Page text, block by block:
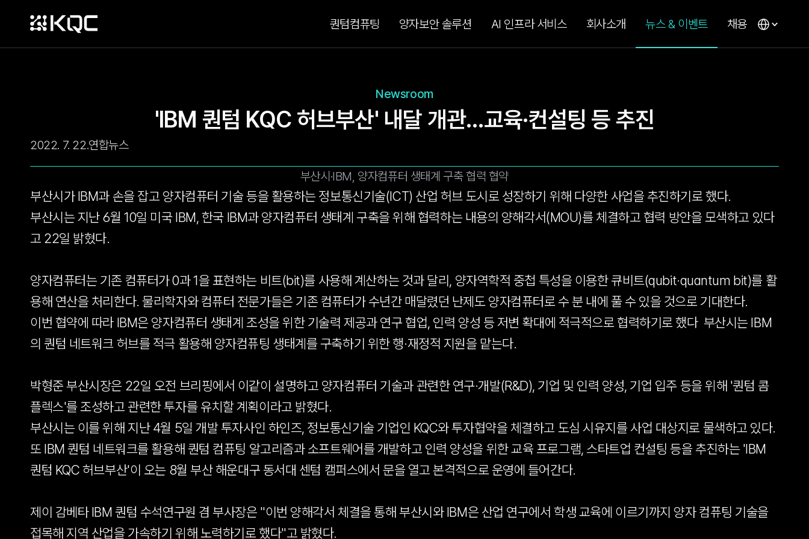
퀀텀컴퓨팅 양자보안 솔루션 AI 인프라 서비스 회사소개 뉴스 & 이벤트 채용
Newsroom
'IBM 퀀텀 KQC 허브부산' 내달 개관…교육·컨설팅 등 추진
2022. 7. 22.연합뉴스
부산시·IBM, 양자컴퓨터 생태계 구축 협력 협약
부산시가 IBM과 손을 잡고 양자컴퓨터 기술 등을 활용하는 정보통신기술(ICT) 산업 허브 도시로 성장하기 위해 다양한 사업을 추진하기로 했다.
부산시는 지난 6월 10일 미국 IBM, 한국 IBM과 양자컴퓨터 생태계 구축을 위해 협력하는 내용의 양해각서(MOU)를 체결하고 협력 방안을 모색하고 있다
고 22일 밝혔다.
양자컴퓨터는 기존 컴퓨터가 0과 1을 표현하는 비트(bit)를 사용해 계산하는 것과 달리, 양자역학적 중첩 특성을 이용한 큐비트(qubit·quantum bit)를 활
용해 연산을 처리한다. 물리학자와 컴퓨터 전문가들은 기존 컴퓨터가 수년간 매달렸던 난제도 양자컴퓨터로 수 분 내에 풀 수 있을 것으로 기대한다.
이번 협약에 따라 IBM은 양자컴퓨터 생태계 조성을 위한 기술력 제공과 연구 협업, 인력 양성 등 저변 확대에 적극적으로 협력하기로 했다  부산시는 IBM
의 퀀텀 네트워크 허브를 적극 활용해 양자컴퓨팅 생태계를 구축하기 위한 행·재정적 지원을 맡는다.
박형준 부산시장은 22일 오전 브리핑에서 이같이 설명하고 양자컴퓨터 기술과 관련한 연구·개발(R&D), 기업 및 인력 양성, 기업 입주 등을 위해 '퀀텀 콤
플렉스'를 조성하고 관련한 투자를 유치할 계획이라고 밝혔다.
부산시는 이를 위해 지난 4월 5일 개발 투자사인 하인즈, 정보통신기술 기업인 KQC와 투자협약을 체결하고 도심 시유지를 사업 대상지로 물색하고 있다.
또 IBM 퀀텀 네트워크를 활용해 퀀텀 컴퓨팅 알고리즘과 소프트웨어를 개발하고 인력 양성을 위한 교육 프로그램, 스타트업 컨설팅 등을 추진하는 'IBM
퀀텀 KQC 허브부산'이 오는 8월 부산 해운대구 동서대 센텀 캠퍼스에서 문을 열고 본격적으로 운영에 들어간다.
제이 감베타 IBM 퀀텀 수석연구원 겸 부사장은 "이번 양해각서 체결을 통해 부산시와 IBM은 산업 연구에서 학생 교육에 이르기까지 양자 컴퓨팅 기술을
접목해 지역 산업을 가속하기 위해 노력하기로 했다"고 밝혔다.